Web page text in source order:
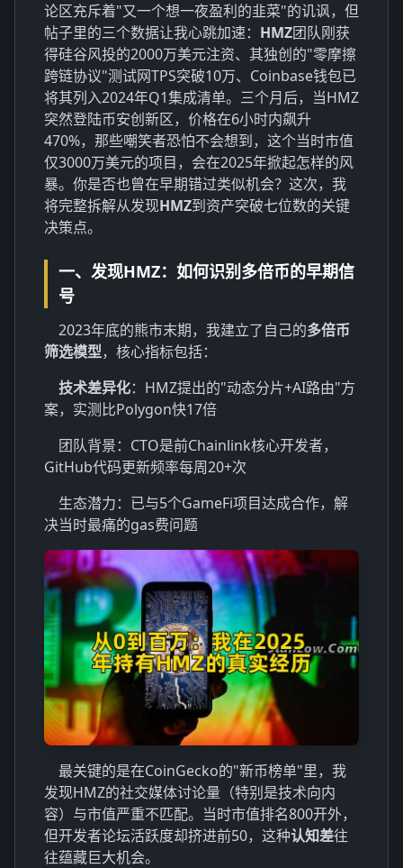
论区充斥着"又一个想一夜盈利的韭菜"的讥讽，但
帖子里的三个数据让我心跳加速： HMZ团队刚获
得硅谷风投的2000万美元注资、其独创的"零摩擦
跨链协议"测试网TPS突破10万、Coinbase钱包已
将其列入2024年Q1集成清单。三个月后，当HMZ
突然登陆币安创新区，价格在6小时内飙升
470%，那些嘲笑者恐怕不会想到，这个当时市值
仅3000万美元的项目，会在2025年掀起怎样的风
暴。你是否也曾在早期错过类似机会？这次，我
将完整拆解从发现HMZ到资产突破七位数的关键
决策点。
一、发现HMZ：如何识别多倍币的早期信
号
2023年底的熊市末期，我建立了自己的多倍币
筛选模型，核心指标包括：
技术差异化：HMZ提出的"动态分片+AI路由"方
案，实测比Polygon快17倍
团队背景：CTO是前Chainlink核心开发者，
GitHub代码更新频率每周20+次
生态潜力：已与5个GameFi项目达成合作，解
决当时最痛的gas费问题
最关键的是在CoinGecko的"新币榜单"里，我
发现HMZ的社交媒体讨论量（特别是技术向内
容）与市值严重不匹配。当时市值排名800开外，
但开发者论坛活跃度却挤进前50，这种认知差往
往蕴藏巨大机会。